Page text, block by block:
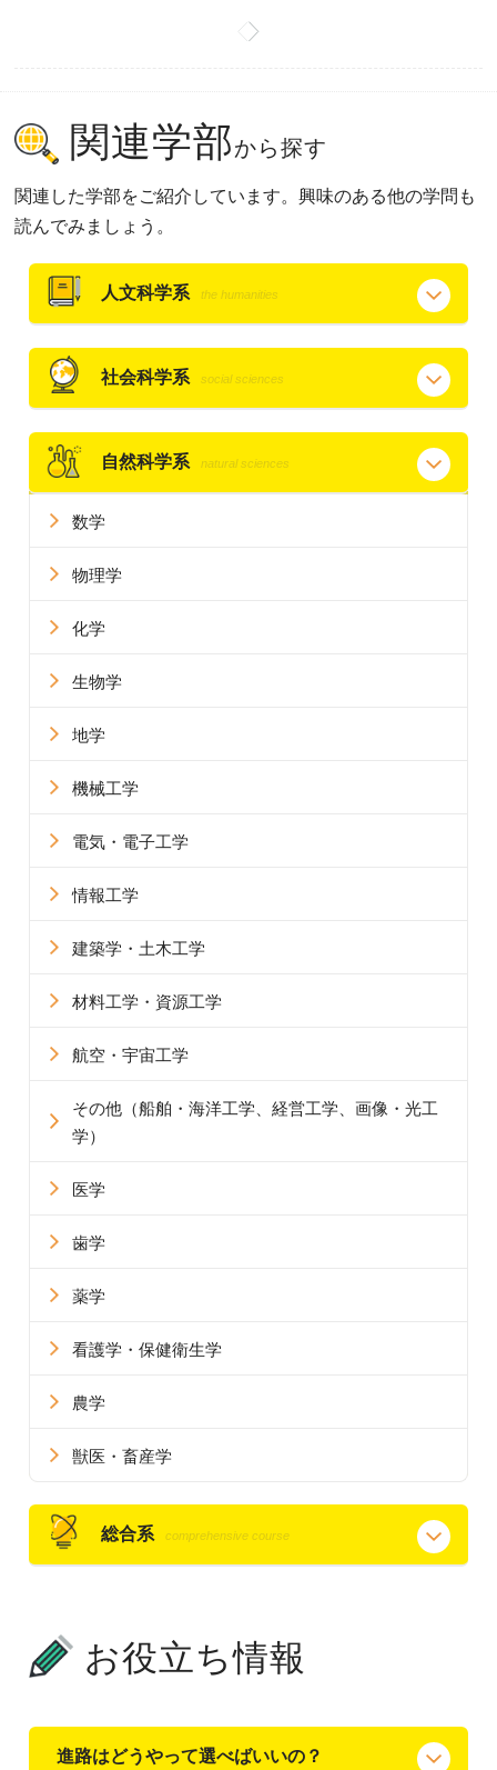
関連学部から探す
関連した学部をご紹介しています。興味のある他の学問も
読んでみましょう。
人文科学系 the humanities
社会科学系 social sciences
自然科学系 natural sciences
数学
物理学
化学
生物学
地学
機械工学
電気・電子工学
情報工学
建築学・土木工学
材料工学・資源工学
航空・宇宙工学
その他 （船舶・海洋工学、経営工学、画像・光工
学）
医学
歯学
薬学
看護学・保健衛生学
農学
獣医・畜産学
総合系 comprehensive course
お役立ち情報
進路はどうやって選べばいいの？